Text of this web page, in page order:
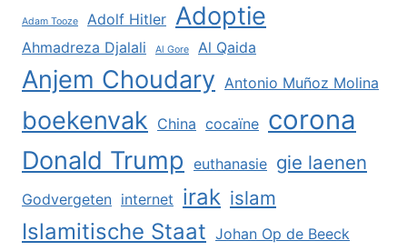
Adam Tooze Adolf Hitler Adoptie
Ahmadreza Djalali Al Gore Al Qaida
Anjem Choudary Antonio Muñoz Molina
boekenvak China cocaïne corona
Donald Trump euthanasie gie laenen
Godvergeten internet irak islam
Islamitische Staat Johan Op de Beeck